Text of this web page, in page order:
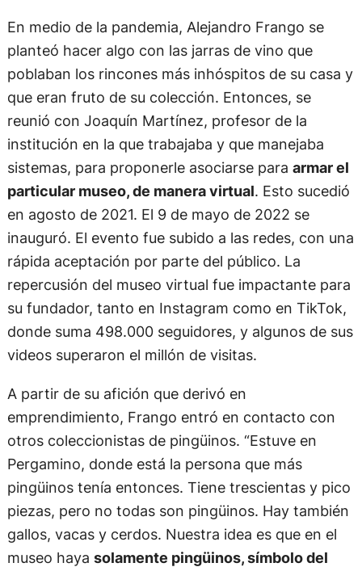
En medio de la pandemia, Alejandro Frango se
planteó hacer algo con las jarras de vino que
poblaban los rincones más inhóspitos de su casa y
que eran fruto de su colección. Entonces, se
reunió con Joaquín Martínez, profesor de la
institución en la que trabajaba y que manejaba
sistemas, para proponerle asociarse para armar el
particular museo, de manera virtual. Esto sucedió
en agosto de 2021. El 9 de mayo de 2022 se
inauguró. El evento fue subido a las redes, con una
rápida aceptación por parte del público. La
repercusión del museo virtual fue impactante para
su fundador, tanto en Instagram como en TikTok,
donde suma 498.000 seguidores, y algunos de sus
videos superaron el millón de visitas.
A partir de su afición que derivó en
emprendimiento, Frango entró en contacto con
otros coleccionistas de pingüinos. “Estuve en
Pergamino, donde está la persona que más
pingüinos tenía entonces. Tiene trescientas y pico
piezas, pero no todas son pingüinos. Hay también
gallos, vacas y cerdos. Nuestra idea es que en el
museo haya solamente pingüinos, símbolo del